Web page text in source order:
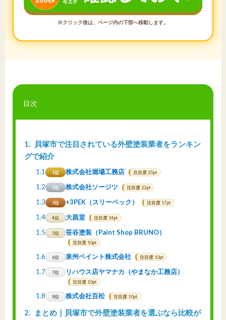
※クリック後は、ページ内の下部へ移動します。
目次
1
貝塚市で注目されている外壁塗装業者をランキン
グで紹介
1.1 1位 株式会社堀場工務店 注目度 25pt
1.2 2位 株式会社ソージツ 注目度 22pt
1.3 3位 +3PEK（スリーペック） 注目度 17pt
1.4 4位 大昌堂 注目度 14pt
1.5 5位 笹谷塗装（Paint Shop BRUNO）
注目度 10pt
1.6 6位 泉州ペイント株式会社 注目度 10pt
1.7 7位 リハウス店ヤマナカ（やまなか工務店）
注目度 10pt
1.8 8位 株式会社百松 注目度 10pt
2
まとめ｜貝塚市で外壁塗装業者を選ぶなら比較が